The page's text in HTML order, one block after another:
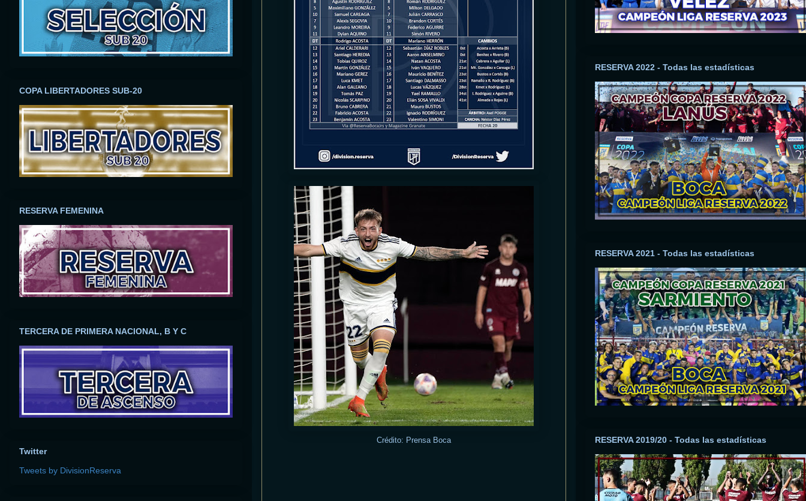
Crédito: Prensa Boca
COPA LIBERTADORES SUB-20
RESERVA FEMENINA
TERCERA DE PRIMERA NACIONAL, B Y C
Twitter
Tweets by DivisionReserva
RESERVA 2022 - Todas las estadísticas
RESERVA 2021 - Todas las estadísticas
RESERVA 2019/20 - Todas las estadísticas